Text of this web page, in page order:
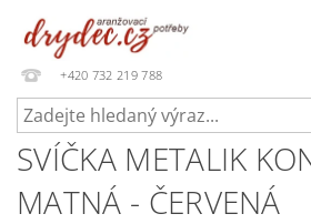
+420 732 219 788
SVÍČKA METALIK
MATNÁ - ČERVENÁ